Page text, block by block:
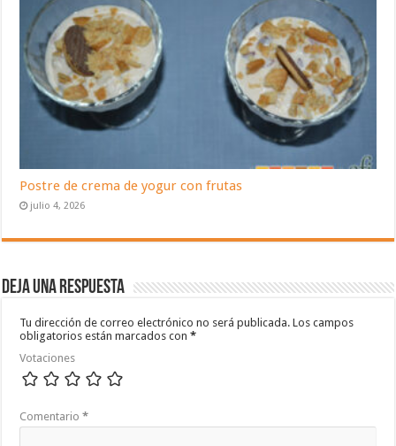
Postre de crema de yogur con frutas
julio 4, 2026
Deja una respuesta
Tu dirección de correo electrónico no será publicada. Los campos
obligatorios están marcados con*
Votaciones
Comentario*